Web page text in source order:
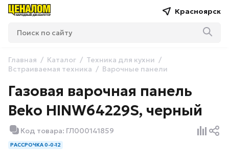
Красноярск
Главная Каталог
Техника для кухни
Встраиваемая техника
Варочные панели
Газовая варочная панель
Beko HINW64229S, черный
Код товара: ГЛ000141859
РАССРОЧКА 0-0-12